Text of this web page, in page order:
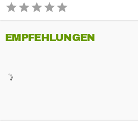
EMPFEHLUNGEN